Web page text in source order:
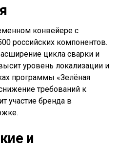
конвейере с
российских компонентов.
цикла сварки и
уровень локализации и
программы «Зелёная
требований к
участие бренда в
и